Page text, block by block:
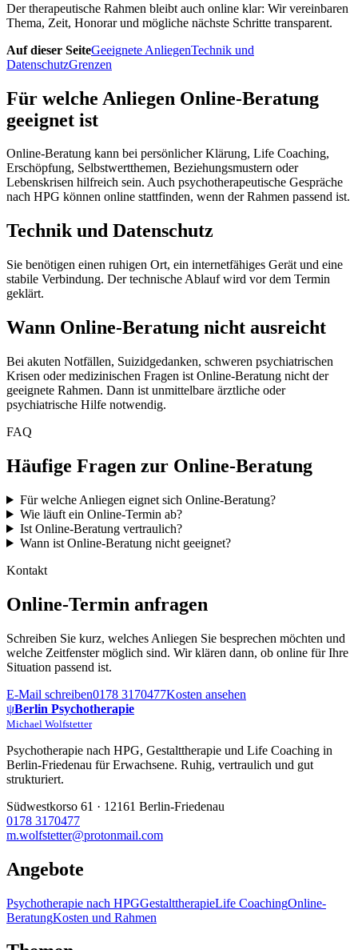
Der therapeutische Rahmen bleibt auch online klar: Wir vereinbaren
Thema, Zeit, Honorar und mögliche nächste Schritte transparent.
Auf dieser SeiteGeeignete AnliegenTechnik und
DatenschutzGrenzen
Für welche Anliegen Online-Beratung
geeignet ist
Online-Beratung kann bei persönlicher Klärung, Life Coaching,
Erschöpfung, Selbstwertthemen, Beziehungsmustern oder
Lebenskrisen hilfreich sein. Auch psychotherapeutische Gespräche
nach HPG können online stattfinden, wenn der Rahmen passend ist.
Technik und Datenschutz
Sie benötigen einen ruhigen Ort, ein internetfähiges Gerät und eine
stabile Verbindung. Der technische Ablauf wird vor dem Termin
geklärt.
Wann Online-Beratung nicht ausreicht
Bei akuten Notfällen, Suizidgedanken, schweren psychiatrischen
Krisen oder medizinischen Fragen ist Online-Beratung nicht der
geeignete Rahmen. Dann ist unmittelbare ärztliche oder
psychiatrische Hilfe notwendig.
FAQ
Häufige Fragen zur Online-Beratung
Für welche Anliegen eignet sich Online-Beratung?
Wie läuft ein Online-Termin ab?
Ist Online-Beratung vertraulich?
Wann ist Online-Beratung nicht geeignet?
Kontakt
Online-Termin anfragen
Schreiben Sie kurz, welches Anliegen Sie besprechen möchten und
welche Zeitfenster möglich sind. Wir klären dann, ob online für Ihre
Situation passend ist.
E-Mail schreiben0178 3170477Kosten ansehen
ψBerlin Psychotherapie
Michael Wolfstetter
Psychotherapie nach HPG, Gestalttherapie und Life Coaching in
Berlin-Friedenau für Erwachsene. Ruhig, vertraulich und gut
strukturiert.
Südwestkorso 61 · 12161 Berlin-Friedenau
0178 3170477
m.wolfstetter@protonmail.com
Angebote
Psychotherapie nach HPGGestalttherapieLife CoachingOnline-
BeratungKosten und Rahmen